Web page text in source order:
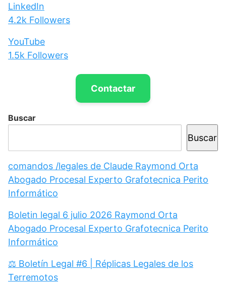
LinkedIn
4.2k Followers
YouTube
1.5k Followers
Contactar
Buscar
Buscar
comandos /legales de Claude Raymond Orta
Abogado Procesal Experto Grafotecnica Perito
Informático
Boletin legal 6 julio 2026 Raymond Orta
Abogado Procesal Experto Grafotecnica Perito
Informático
⚖️ Boletín Legal #6 | Réplicas Legales de los
Terremotos